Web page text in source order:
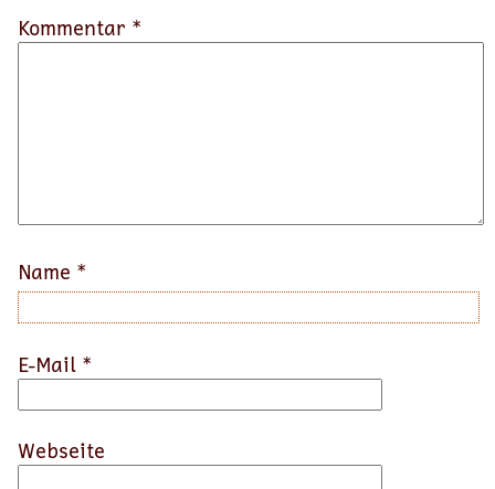
Kommentar *
Name *
E-Mail *
Webseite